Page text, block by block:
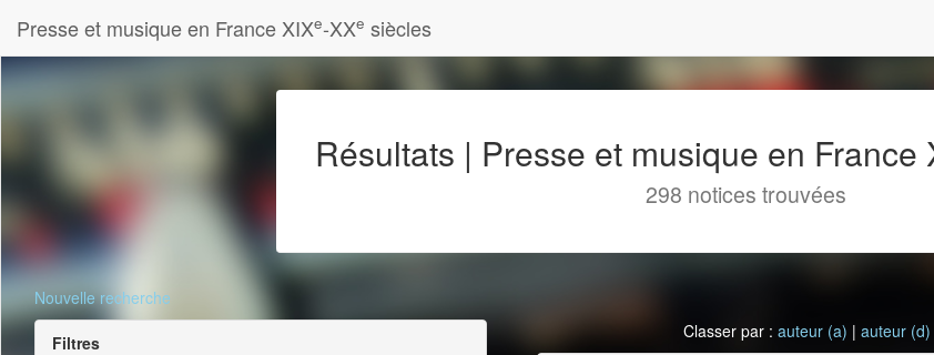
Presse et musique en France XIXe-XXe siècles
Résultats | Presse et musique en France
298 notices trouvées
Nouvelle recherche
Filtres
Classer par :auteur (a) |auteur (d)